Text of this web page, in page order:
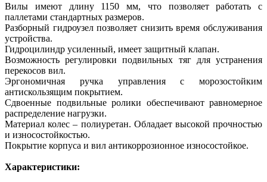
Вилы имеют длину 1150 мм, что позволяет работать с
паллетами стандартных размеров.
Разборный гидроузел позволяет снизить время обслуживания
устройства.
Гидроцилиндр усиленный, имеет защитный клапан.
Возможность регулировки подвильных тяг для устранения
перекосов вил.
Эргономичная ручка управления с морозостойким
антискользящим покрытием.
Сдвоенные подвильные ролики обеспечивают равномерное
распределение нагрузки.
Материал колес – полиуретан. Обладает высокой прочностью
и износостойкостью.
Покрытие корпуса и вил антикоррозионное износостойкое.
Характеристики: